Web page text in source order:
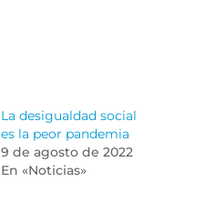
La desigualdad social
es la peor pandemia
9 de agosto de 2022
En «Noticias»